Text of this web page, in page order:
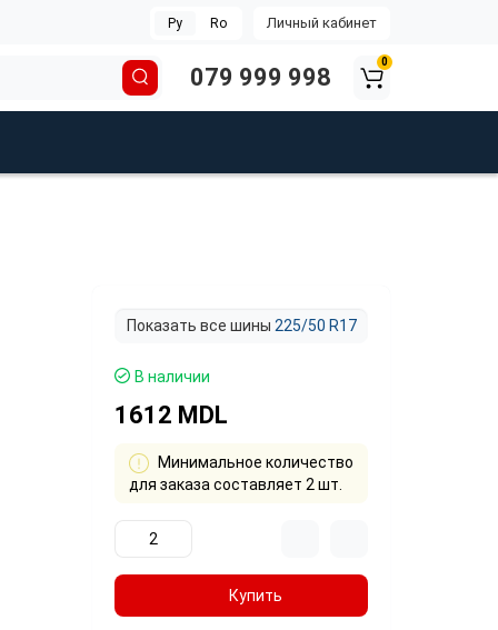
Личный кабинет
Ру Ro
079 999 998
0
Показать все шины 225/50 R17
В наличии
1612 MDL
Минимальное количество
для заказа составляет 2 шт.
Купить